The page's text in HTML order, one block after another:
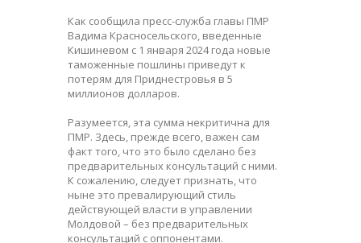
Как сообщила пресс-служба главы ПМР
Вадима Красносельского, введенные
Кишиневом с 1 января 2024 года новые
таможенные пошлины приведут к
потерям для Приднестровья в 5
миллионов долларов.
Разумеется, эта сумма некритична для
ПМР. Здесь, прежде всего, важен сам
факт того, что это было сделано без
предварительных консультаций с ними.
К сожалению, следует признать, что
ныне это превалирующий стиль
действующей власти в управлении
Молдовой – без предварительных
консультаций с оппонентами.